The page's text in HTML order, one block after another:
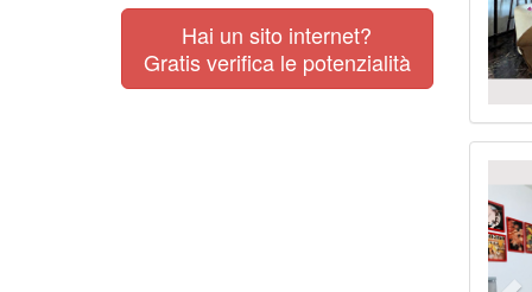
Hai un sito internet?
Gratis verifica le potenzialità